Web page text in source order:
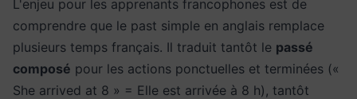
L'enjeu pour les apprenants francophones est de
comprendre que le past simple en anglais remplace
plusieurs temps français. Il traduit tantôt le passé
composé pour les actions ponctuelles et terminées («
She arrived at 8 » = Elle est arrivée à 8 h), tantôt